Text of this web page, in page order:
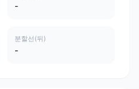
-
분할선(뒤)
-